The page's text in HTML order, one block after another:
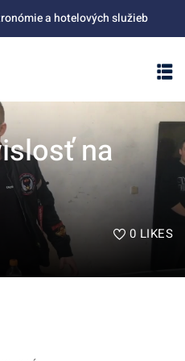
a hotelových služieb
na
0 LIKES